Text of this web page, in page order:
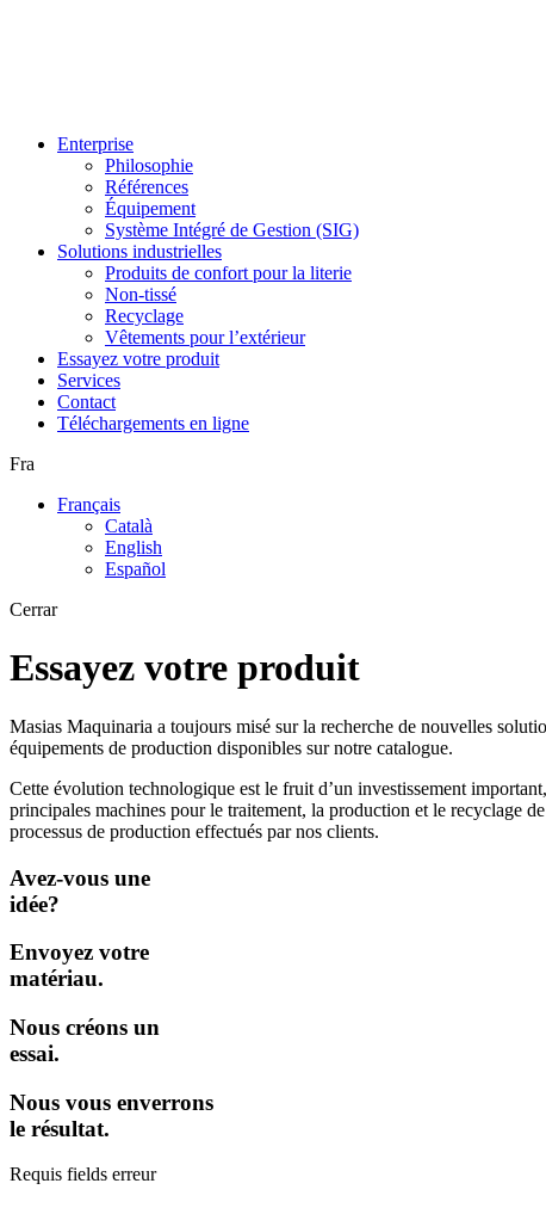
Enterprise
Philosophie
Références
Équipement
Système Intégré de Gestion (SIG)
Solutions industrielles
Produits de confort pour la literie
Non-tissé
Recyclage
Vêtements pour l’extérieur
Essayez votre produit
Services
Contact
Téléchargements en ligne
Fra
Français
Català
English
Español
Cerrar
Essayez votre produit
Masias Maquinaria a toujours misé sur la recherche de nouvelles
équipements de production disponibles sur notre catalogue.
Cette évolution technologique est le fruit d’un investissement
principales machines pour le traitement, la production et le recyclage
processus de production effectués par nos clients.
Avez-vous une
idée?
Envoyez votre
matériau.
Nous créons un
essai.
Nous vous enverrons
le résultat.
Requis fields erreur